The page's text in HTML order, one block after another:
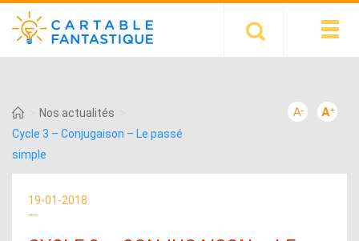
Nos actualités
Cycle 3 – Conjugaison – Le passé
simple
19-01-2018